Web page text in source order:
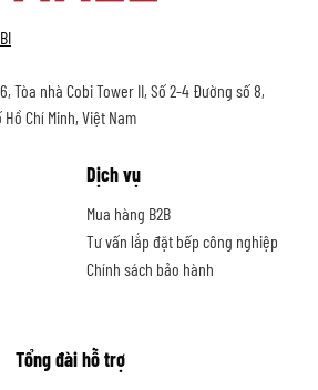
Tòa nhà Cobi Tower II, Số 2-4 Đường số 8,
Chí Minh, Việt Nam
Dịch vụ
Mua hàng B2B
Tư vấn lắp đặt bếp công nghiệp
Chính sách bảo hành
Tổng đài hỗ trợ